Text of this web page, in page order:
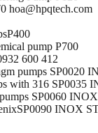
hoa@hpqtech.com
pump P700
600 412
pumps SP0020
with 316 SP0035
SP0060
INOX